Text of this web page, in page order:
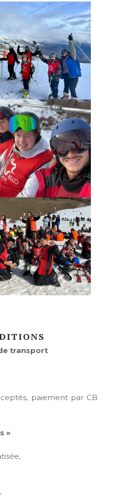
transport
paiement par CB
»